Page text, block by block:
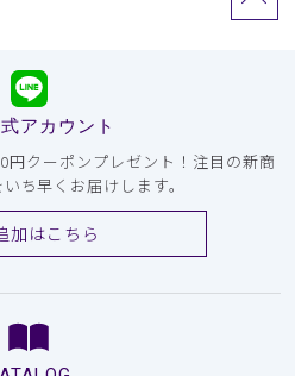
アカウント
クーポンプレゼント！注目の新商
ち早くお届けします。
加はこちら